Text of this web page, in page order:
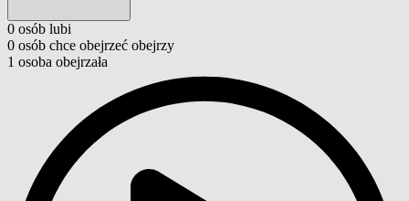
0 osób lubi
0 osób chce obejrzeć obejrzy
1 osoba obejrzała